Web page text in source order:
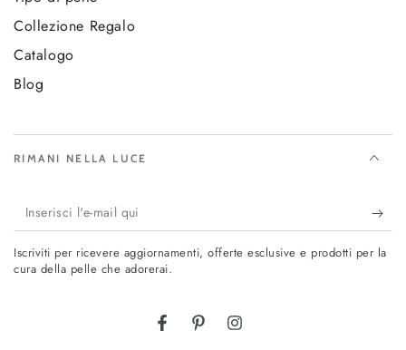
Collezione Regalo
Catalogo
Blog
RIMANI NELLA LUCE
Inserisci
l'e-
mail
Iscriviti per ricevere aggiornamenti, offerte esclusive e prodotti per la
cura della pelle che adorerai.
FacebookPinterestInstagram